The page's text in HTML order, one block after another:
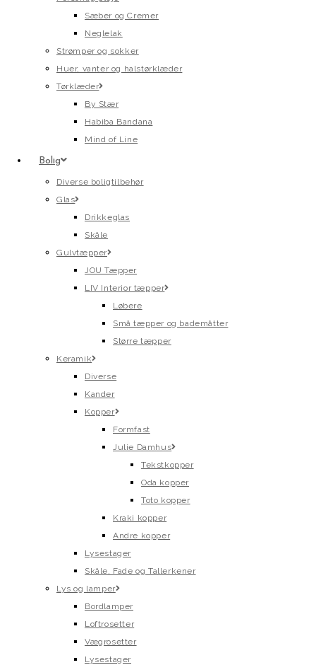
Sæber og Cremer
Neglelak
Strømper og sokker
Huer, vanter og halstørklæder
Tørklæder
By Stær
Habiba Bandana
Mind of Line
Bolig
Diverse boligtilbehør
Glas
Drikkeglas
Skåle
Gulvtæpper
JOU Tæpper
LIV Interior tæpper
Løbere
Små tæpper og bademåtter
Større tæpper
Keramik
Diverse
Kander
Kopper
Formfast
Julie Damhus
Tekstkopper
Oda kopper
Toto kopper
Kraki kopper
Andre kopper
Lysestager
Skåle, Fade og Tallerkener
Lys og lamper
Bordlamper
Loftrosetter
Vægrosetter
Lysestager